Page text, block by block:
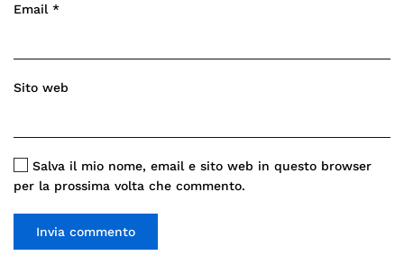
Email *
Sito web
Salva il mio nome, email e sito web in questo browser
per la prossima volta che commento.
Invia commento